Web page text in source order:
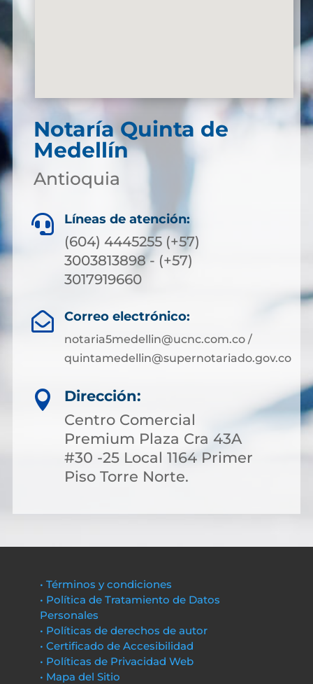
Notaría Quinta de
Medellín
Antioquia
 Líneas de atención:
(604) 4445255 (+57)
3003813898 - (+57)
3017919660
 Correo electrónico:
notaria5medellin@ucnc.com.co /
quintamedellin@supernotariado.gov.co

Dirección:
Centro Comercial
Premium Plaza Cra 43A
#30 -25 Local 1164 Primer
Piso Torre Norte.
• Términos y condiciones
• Política de Tratamiento de Datos
Personales
• Políticas de derechos de autor
• Certificado de Accesibilidad
• Políticas de Privacidad Web
• Mapa del Sitio